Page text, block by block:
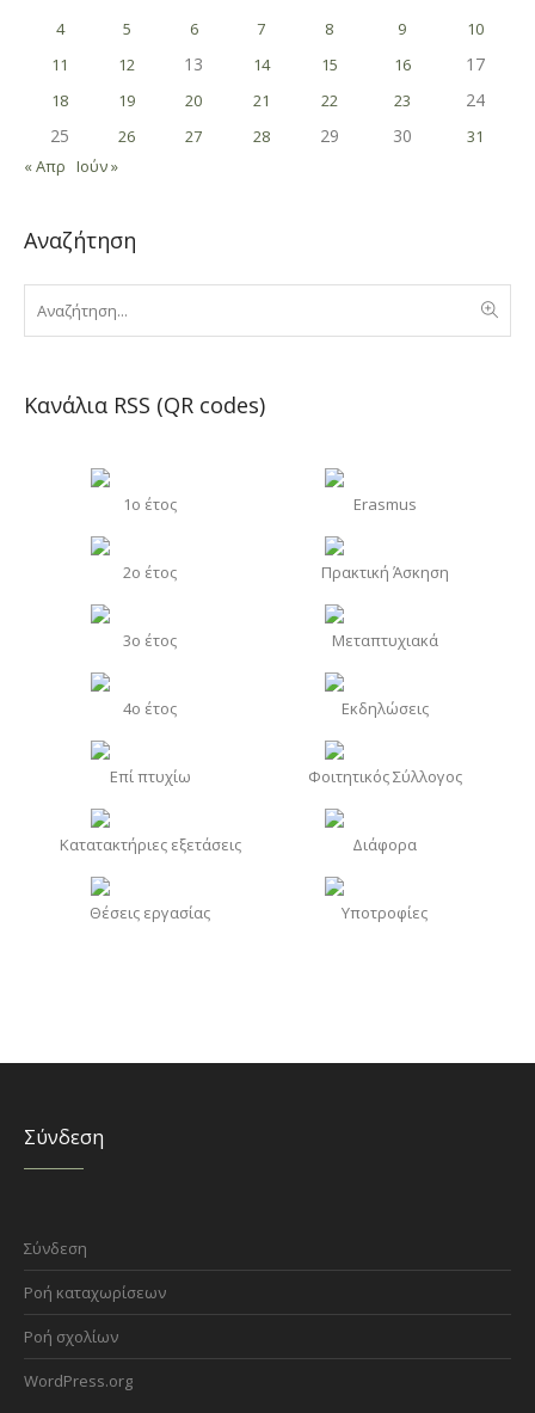
4
5 6 7 8 9
10
11
12 13 14 15 16 17
18 19 20 21 22 23
24
25
26 27 28 29 30
31
« Απρ Ιούν »
Αναζήτηση
Κανάλια RSS (QR codes)
1o έτος Erasmus
2o έτος Πρακτική Άσκηση
3o έτος Μεταπτυχιακά
4o έτος Εκδηλώσεις
Επί πτυχίω Φοιτητικός Σύλλογος
Κατατακτήριες εξετάσεις Διάφορα
Θέσεις εργασίας Υποτροφίες
Σύνδεση
Σύνδεση
Ροή καταχωρίσεων
Ροή σχολίων
WordPress.org